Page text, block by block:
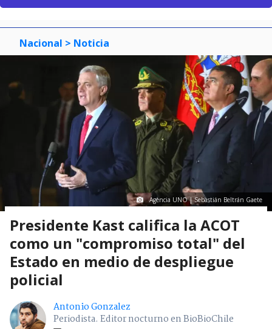
Nacional > Noticia
Agencia UNO | Sebastián Beltrán Gaete
Presidente Kast califica la ACOT
como un "compromiso total" del
Estado en medio de despliegue
policial
Antonio Gonzalez
Periodista. Editor nocturno en BioBioChile